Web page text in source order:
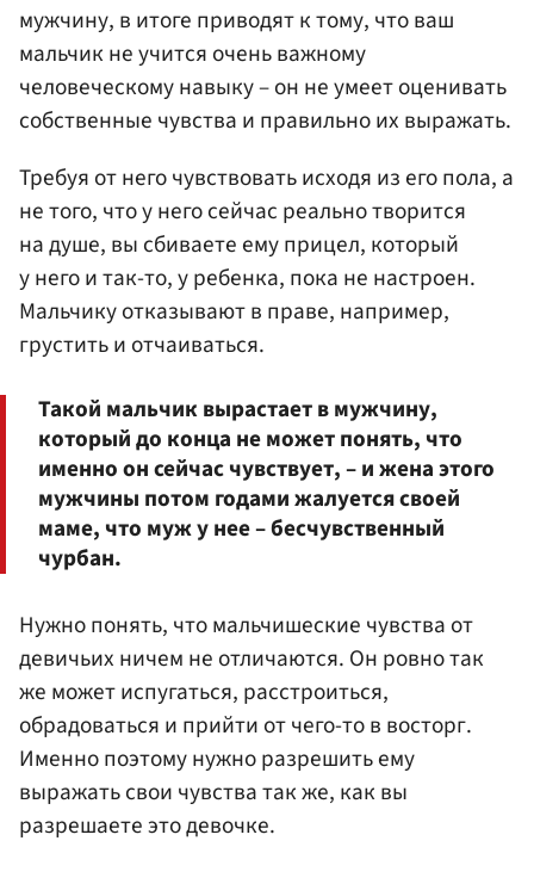
мужчину, в итоге приводят к тому, что ваш
мальчик не учится очень важному
человеческому навыку – он не умеет оценивать
собственные чувства и правильно их выражать.
Требуя от него чувствовать исходя из его пола, а
не того, что у него сейчас реально творится
на душе, вы сбиваете ему прицел, который
у него и так-то, у ребенка, пока не настроен.
Мальчику отказывают в праве, например,
грустить и отчаиваться.
Такой мальчик вырастает в мужчину,
который до конца не может понять, что
именно он сейчас чувствует, – и жена этого
мужчины потом годами жалуется своей
маме, что муж у нее – бесчувственный
чурбан.
Нужно понять, что мальчишеские чувства от
девичьих ничем не отличаются. Он ровно так
же может испугаться, расстроиться,
обрадоваться и прийти от чего-то в восторг.
Именно поэтому нужно разрешить ему
выражать свои чувства так же, как вы
разрешаете это девочке.